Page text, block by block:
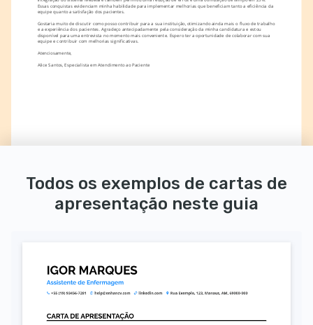
Essas conquistas evidenciam minha habilidade para implementar melhorias que beneficiam tanto a eficiência da
equipe quanto a satisfação dos pacientes.
Gostaria muito de discutir como posso contribuir para a sua instituição, otimizando ainda mais o fluxo de trabalho
e a experiência dos pacientes. Agradeço antecipadamente pela consideração da minha candidatura e estou
disponível para uma entrevista no momento mais conveniente. Espero ter a oportunidade de colaborar com sua
equipe e contribuir com melhorias significativas.
Atenciosamente,
Alice Santos, Especialista em Atendimento ao Paciente
Todos os exemplos de cartas de
apresentação neste guia